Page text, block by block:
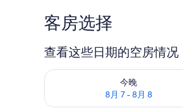
客房选择
查看这些日期的空房情况
今晚
8月 7 - 8月 8
查看今晚的空房情况：8月 7 - 8